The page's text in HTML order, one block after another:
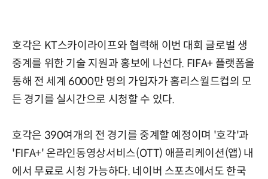
호각은 KT스카이라이프와 협력해 이번 대회 글로벌 생
중계를 위한 기술 지원과 홍보에 나선다. FIFA+ 플랫폼을
통해 전 세계 6000만 명의 가입자가 홈리스월드컵의 모
든 경기를 실시간으로 시청할 수 있다.
호각은 390여개의 전 경기를 중계할 예정이며 '호각'과
'FIFA+' 온라인동영상서비스(OTT) 애플리케이션(앱) 내
에서 무료로 시청 가능하다. 네이버 스포츠에서도 한국